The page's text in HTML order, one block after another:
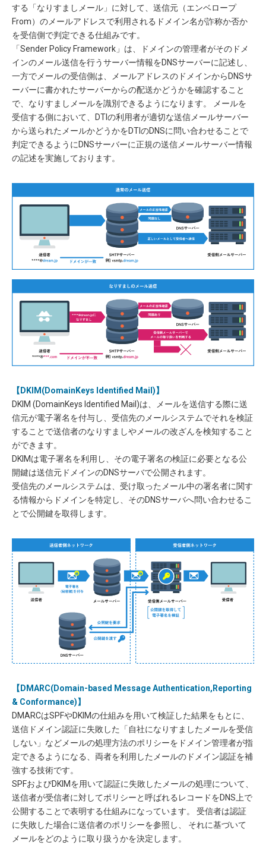
する「なりすましメール」に対して、送信元（エンベロープ
From）のメールアドレスで利用されるドメイン名が詐称か否か
を受信側で判定できる仕組みです。
「Sender Policy Framework」は、ドメインの管理者がそのドメ
インのメール送信を行うサーバー情報をDNSサーバーに記述し、
一方でメールの受信側は、メールアドレスのドメインからDNSサ
ーバーに書かれたサーバーからの配送かどうかを確認すること
で、なりすましメールを識別できるようになります。 メールを
受信する側において、DTIの利用者が適切な送信メールサーバー
から送られたメールかどうかをDTIのDNSに問い合わせることで
判定できるようにDNSサーバーに正規の送信メールサーバー情報
の記述を実施しております。
【DKIM(DomainKeys Identified Mail)】
DKIM (DomainKeys Identified Mail)は、メールを送信する際に送
信元が電子署名を付与し、受信先のメールシステムでそれを検証
することで送信者のなりすましやメールの改ざんを検知すること
ができます。
DKIMは電子署名を利用し、その電子署名の検証に必要となる公
開鍵は送信元ドメインのDNSサーバで公開されます。
受信先のメールシステムは、受け取ったメール中の署名者に関す
る情報からドメインを特定し、そのDNSサーバへ問い合わせるこ
とで公開鍵を取得します。
【DMARC(Domain-based Message Authentication,Reporting
& Conformance)】
DMARCはSPFやDKIMの仕組みを用いて検証した結果をもとに、
送信ドメイン認証に失敗した「自社になりすましたメールを受信
しない」などメールの処理方法のポリシーをドメイン管理者が指
定できるようになる、両者を利用したメールのドメイン認証を補
強する技術です。
SPFおよびDKIMを用いて認証に失敗したメールの処理について、
送信者が受信者に対してポリシーと呼ばれるレコードをDNS上で
公開することで表明する仕組みになっています。 受信者は認証
に失敗した場合に送信者のポリシーを参照し、 それに基づいて
メールをどのように取り扱うかを決定します。